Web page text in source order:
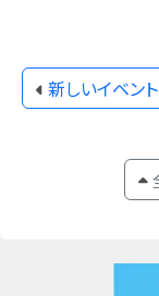
新しいイベン